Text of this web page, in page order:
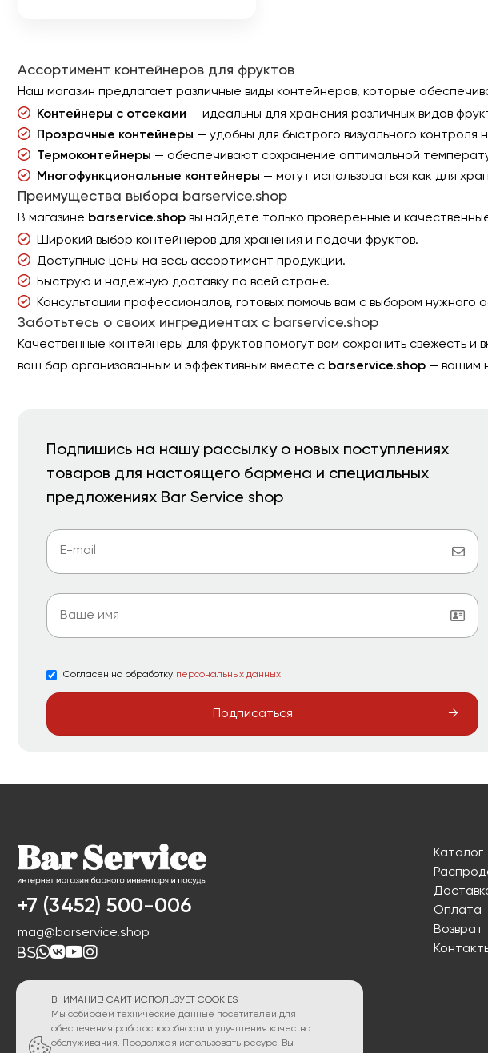
Ассортимент контейнеров для фруктов
Наш магазин предлагает различные виды контейнеров, которые
Контейнеры с отсеками — идеальны для хранения различных видов
Прозрачные контейнеры — удобны для быстрого визуального
Термоконтейнеры — обеспечивают сохранение оптимальной
Многофункциональные контейнеры — могут использоваться как для
Преимущества выбора barservice.shop
В магазине barservice.shop вы найдете только проверенные и
Широкий выбор контейнеров для хранения и подачи фруктов.
Доступные цены на весь ассортимент продукции.
Быструю и надежную доставку по всей стране.
Консультации профессионалов, готовых помочь вам с выбором нужного
Заботьтесь о своих ингредиентах с barservice.shop
Качественные контейнеры для фруктов помогут вам сохранить свежесть
ваш бар организованным и эффективным вместе с barservice.shop — вашим
Подпишись на нашу рассылку о новых поступлениях
товаров для настоящего бармена и специальных
предложениях Bar Service shop
Согласен на обработку персональных данных
Подписаться
+7 (3452) 500-006
mag@barservice.shop
Каталог
Оплата
Возврат
ВНИМАНИЕ! САЙТ ИСПОЛЬЗУЕТ COOKIES
Мы собираем технические данные посетителей для
обеспечения работоспособности и улучшения качества
обслуживания. Продолжая использовать ресурс, Вы